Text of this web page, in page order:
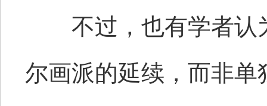
不过，也有学者认
尔画派的延续，而非